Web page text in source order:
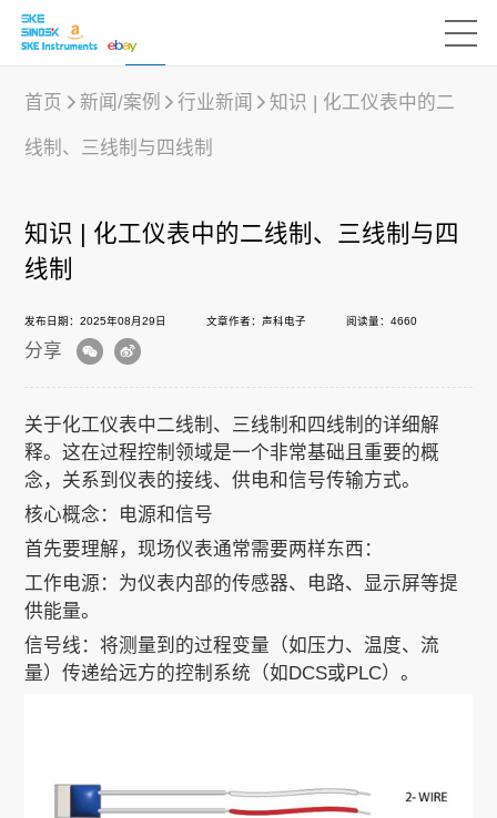
行业应用
下载中心
新闻/案例
声科之“芯”
关于我们
EN
首页 新闻/案例 行业新闻 知识 | 化工仪表中的二
线制、三线制与四线制
知识 | 化工仪表中的二线制、三线制与四
线制
发布日期：2025年08月29日 文章作者：声科电子 阅读量：4660
分享
关于化工仪表中二线制、三线制和四线制的详细解
释。这在过程控制领域是一个非常基础且重要的概
念，关系到仪表的接线、供电和信号传输方式。
核心概念：电源和信号
首先要理解，现场仪表通常需要两样东西：
工作电源：为仪表内部的传感器、电路、显示屏等提
供能量。
信号线：将测量到的过程变量（如压力、温度、流
量）传递给远方的控制系统（如DCS或PLC）。